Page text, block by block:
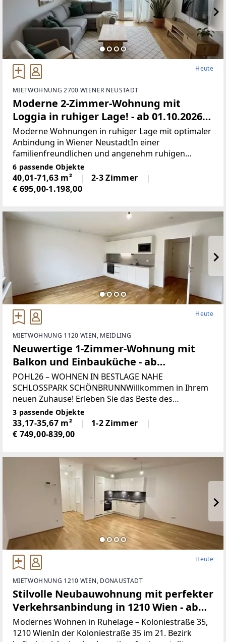
Heute
MIETWOHNUNG 2700 WIENER NEUSTADT
Moderne 2-Zimmer-Wohnung mit
Loggia in ruhiger Lage! - ab 01.10.2026
verfügbar!
Moderne Wohnungen in ruhiger Lage mit optimaler
Anbindung in Wiener NeustadtIn einer
familienfreundlichen und angenehm ruhigen
Wohnsiedlung in Wiener Neustadt befindet sich
diese moderne Wohnhausanlage, die durch
zeitgemäße Architektur, hochwertige
6 passende Objekte
40,01-71,63 m²
2-3 Zimmer
€ 695,00-1.198,00
Heute
MIETWOHNUNG 1120 WIEN, MEIDLING
Neuwertige 1-Zimmer-Wohnung mit
Balkon und Einbauküche - ab
September beziehbar!
POHL26 – WOHNEN IN BESTLAGE NAHE
SCHLOSSPARK SCHÖNBRUNNWillkommen in Ihrem
neuen Zuhause! Erleben Sie das Beste des
modernen Wohnens in diesen Neubauwohnungen
in unmittelbarer Nähe zum Schlosspark
Schönbrunn. Mit ihren großzügigen und
3 passende Objekte
33,17-35,67 m²
1-2 Zimmer
€ 749,00-839,00
Heute
MIETWOHNUNG 1210 WIEN, DONAUSTADT
Stilvolle Neubauwohnung mit perfekter
Verkehrsanbindung in 1210 Wien - ab
sofort verfügbar!
Modernes Wohnen in Ruhelage – Koloniestraße 35,
1210 WienIn der Koloniestraße 35 im 21. Bezirk